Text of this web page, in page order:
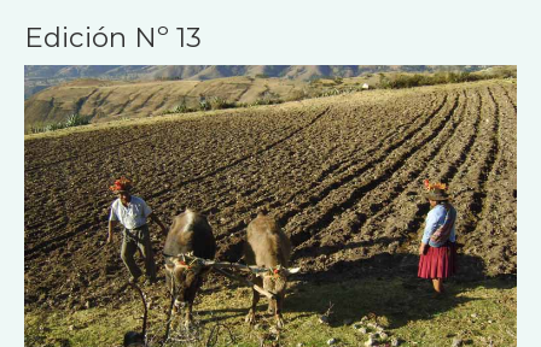
Edición Nº 13